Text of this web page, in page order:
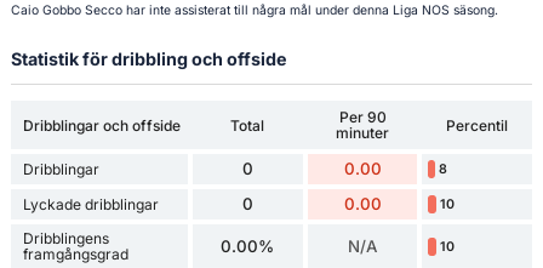
Caio Gobbo Secco har inte assisterat till några mål under denna Liga NOS säsong.
Statistik för dribbling och offside
Dribblingar och offside Total
Per 90
minuter
Percentil
Dribblingar 0 0.00 8
Lyckade dribblingar 0 0.00 10
Dribblingens
framgångsgrad
0.00% N/A 10